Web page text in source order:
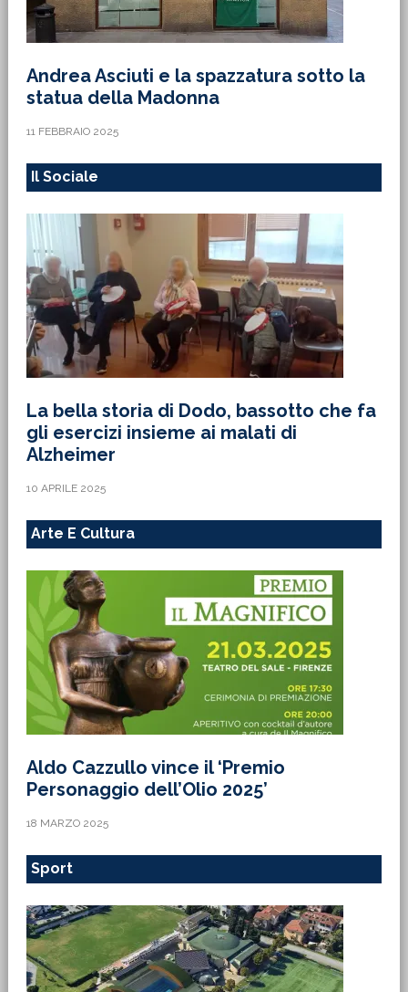
Andrea Asciuti e la spazzatura sotto la
statua della Madonna
11 FEBBRAIO 2025
Il Sociale
La bella storia di Dodo, bassotto che fa
gli esercizi insieme ai malati di
Alzheimer
10 APRILE 2025
Arte E Cultura
Aldo Cazzullo vince il ‘Premio
Personaggio dell’Olio 2025’
18 MARZO 2025
Sport